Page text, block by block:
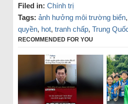
Filed in: Chính trị
Tags: ảnh hưởng môi trường biển,
quyền, hot, tranh chấp, Trung
RECOMMENDED FOR YOU